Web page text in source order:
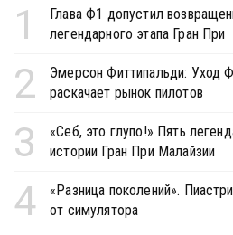
1
Глава Ф1 допустил
легендарного этапа Гран При
2
Эмерсон Фиттипальди: Уход
раскачает рынок пилотов
3
«Себ, это глупо!» Пять
истории Гран При Малайзии
4
«Разница поколений».
от симулятора